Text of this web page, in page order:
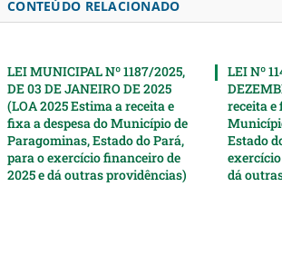
CONTEÚDO RELACIONADO
LEI MUNICIPAL Nº 1187/2025,
DE 03 DE JANEIRO DE 2025
(LOA 2025 Estima a receita e
fixa a despesa do Município de
Paragominas, Estado do Pará,
para o exercício financeiro de
2025 e dá outras providências)
LEI Nº
receita e
Estado
dá